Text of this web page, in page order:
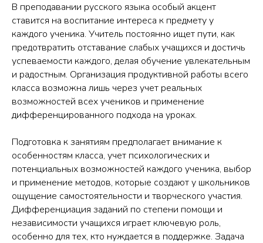
В преподавании русского языка особый акцент
ставится на воспитание интереса к предмету у
каждого ученика. Учитель постоянно ищет пути, как
предотвратить отставание слабых учащихся и достичь
успеваемости каждого, делая обучение увлекательным
и радостным. Организация продуктивной работы всего
класса возможна лишь через учет реальных
возможностей всех учеников и применение
дифференцированного подхода на уроках.
Подготовка к занятиям предполагает внимание к
особенностям класса, учет психологических и
потенциальных возможностей каждого ученика, выбор
и применение методов, которые создают у школьников
ощущение самостоятельности и творческого участия.
Дифференциация заданий по степени помощи и
независимости учащихся играет ключевую роль,
особенно для тех, кто нуждается в поддержке. Задача